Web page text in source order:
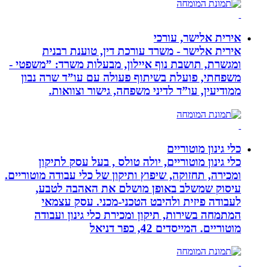
אירית אלישר, עורכי
אירית אלישר - משרד עורכת דין, טוענת רבנית
ומגשרת, תושבת נוף איילון, מבעלות משרד: ”משפטי -
משפחתי, פועלת בשיתוף פעולה עם עו”ד שרה נבון
ממודיעין, עו”ד לדיני משפחה, גישור וצוואות.
כלי גינון מוטוריים
כלי גינון מוטוריים, יולה טולס , בעל עסק לתיקון
ומכירה, תחזוקה, שיפוץ ותיקון של כלי עבודה מוטוריים.
עיסוק שמשלב באופן מושלם את האהבה לטבע,
לעבודה פיזית ולהיבט הטכני-מכני. עסק עצמאי
המתמחה בשירות, תיקון ומכירת כלי גינון ועבודה
מוטוריים. המייסדים 42, כפר דניאל